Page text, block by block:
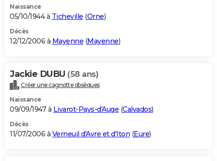
Naissance
05/10/1944 à Ticheville (Orne)
Décès
12/12/2006 à Mayenne (Mayenne)
Jackie DUBU (58 ans)
Créer une cagnotte obsèques
Naissance
09/09/1947 à Livarot-Pays-d'Auge (Calvados)
Décès
11/07/2006 à Verneuil d'Avre et d'Iton (Eure)